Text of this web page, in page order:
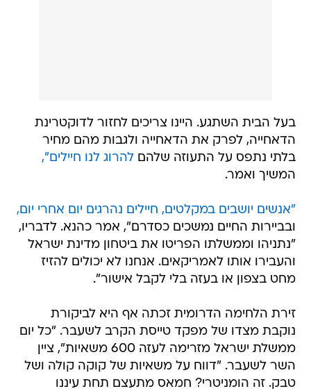
בעל הבית השתגע. היינו צריכים לחזור לדוקטרינת
הדאחייה, לפרק את הדאחייה ולגבות מהם מחיר
בלתי נתפס על התעוזה שלהםלהרוג לנו חיילים",
המשיך ואמר.
"אנשים יושבים במקלטים, חיילים נהרגים יום אחרי יום,
ובביירות החיים נמשכים כסדרם", אמר כהנא. לדבריו,
"נתניהו וממשלתו הפריטו את ביטחון מדינת ישראל
והעבירו אותו לאמריקאים. אנחנו לא יכולים להזיז
מחט בצפון או בעזה בלי לקבל אישור".
זירת הלחימה הדרומית זכתה אף היא לביקורת
נוקבת מצדו של מפקד טייסת הקרב לשעבר. "כל יום
ממשלת ישראל מזרימה לעזה 600 משאיות", ציין
השר לשעבר. "דווח על משאיות של קוקה קולה ושל
טבק. זה הומניטרי? חמאס מתעצם תחת עיננו